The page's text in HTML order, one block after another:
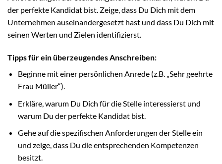
der perfekte Kandidat bist. Zeige, dass Du Dich mit dem
Unternehmen auseinandergesetzt hast und dass Du Dich mit
seinen Werten und Zielen identifizierst.
Tipps für ein überzeugendes Anschreiben:
Beginne mit einer persönlichen Anrede (z.B. „Sehr geehrte
Frau Müller“).
Erkläre, warum Du Dich für die Stelle interessierst und
warum Du der perfekte Kandidat bist.
Gehe auf die spezifischen Anforderungen der Stelle ein
und zeige, dass Du die entsprechenden Kompetenzen
besitzt.